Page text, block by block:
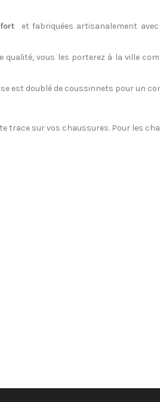
et fabriquées artisanalement
qualité, vous les porterez à la ville
est doublé de coussinnets pour un
trace sur vos chaussures. Pour les